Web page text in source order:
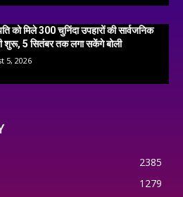
को मिले 300 चुनिंदा उपहारों की सार्वजनिक
शुरू, 5 सितंबर तक लगा सकेंगे बोली
5, 2026
2385
1279